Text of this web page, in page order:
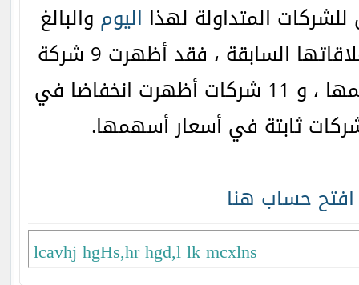
للشركات المتداولة لهذا اليوم والبالغ
عددها 30 شركة مع إغلاقاتها السابقة ، فقد أظهرت 9 شركة
ارتفاعا في أسعار أسهمها ، و 11 شركات أظهرت انخفاضا في
افتح حساب هنا
lcavhj hgHs,hr hgd,l lk mcxlns